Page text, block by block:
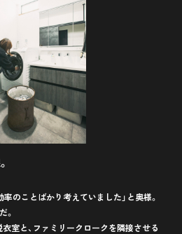
率のことばかり考えていました」と奥様。
。
室と、ファミリークロークを隣接させる